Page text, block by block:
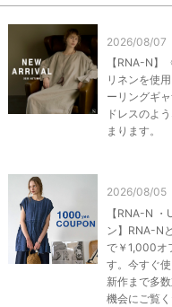
2026/08/07
【RNA-N】
リネンを使
ーリングギ
ドレスのよ
まります。
2026/08/05
【RNA-N
ン】RNA-N
で￥1,000オ
す。今すぐ
新作まで多
機会にご覧